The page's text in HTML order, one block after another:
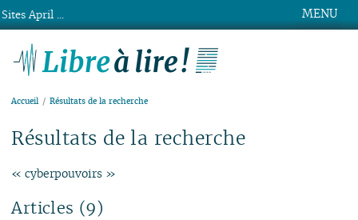
MENU
Accueil Résultats de la recherche
Résultats de la recherche
« cyberpouvoirs »
Articles (9)
Sites April ...